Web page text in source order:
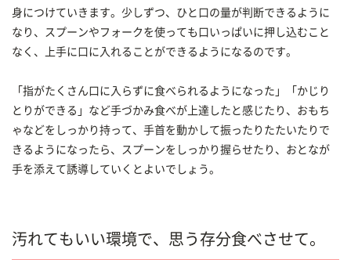
身につけていきます。少しずつ、ひと口の量が判断できるように
なり、スプーンやフォークを使っても口いっぱいに押し込むこと
なく、上手に口に入れることができるようになるのです。
「指がたくさん口に入らずに食べられるようになった」「かじり
とりができる」など手づかみ食べが上達したと感じたり、おもち
ゃなどをしっかり持って、手首を動かして振ったりたたいたりで
きるようになったら、スプーンをしっかり握らせたり、おとなが
手を添えて誘導していくとよいでしょう。
汚れてもいい環境で、思う存分食べさせて。